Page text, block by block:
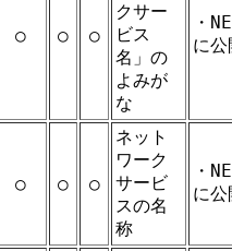
○ ○ ○
クサー
ビス
名」の
よみが
な
・
に
○ ○ ○
ネット
ワーク
サービ
スの名
称
・
に